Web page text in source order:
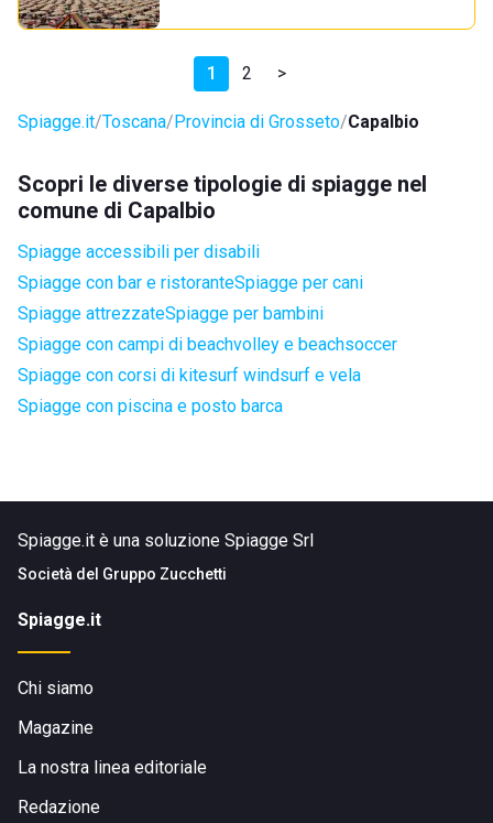
1 2 >
Spiagge.it Toscana Provincia di Grosseto Capalbio
Scopri le diverse tipologie di spiagge nel
comune di Capalbio
Spiagge accessibili per disabili
Spiagge con bar e ristoranteSpiagge per cani
Spiagge attrezzateSpiagge per bambini
Spiagge con campi di beachvolley e beachsoccer
Spiagge con corsi di kitesurf windsurf e vela
Spiagge con piscina e posto barca
Spiagge.it è una soluzione Spiagge Srl
Società del Gruppo Zucchetti
Spiagge.it
Chi siamo
Magazine
La nostra linea editoriale
Redazione